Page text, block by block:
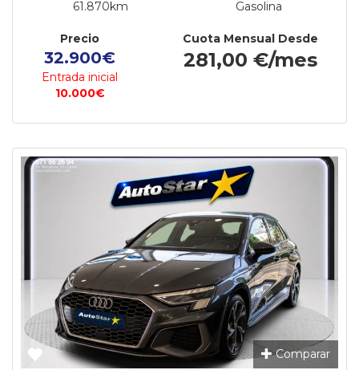
61.870km Gasolina
Precio
32.900€
Entrada inicial
10.000€
Cuota Mensual Desde
281,00 €/mes
Comparar